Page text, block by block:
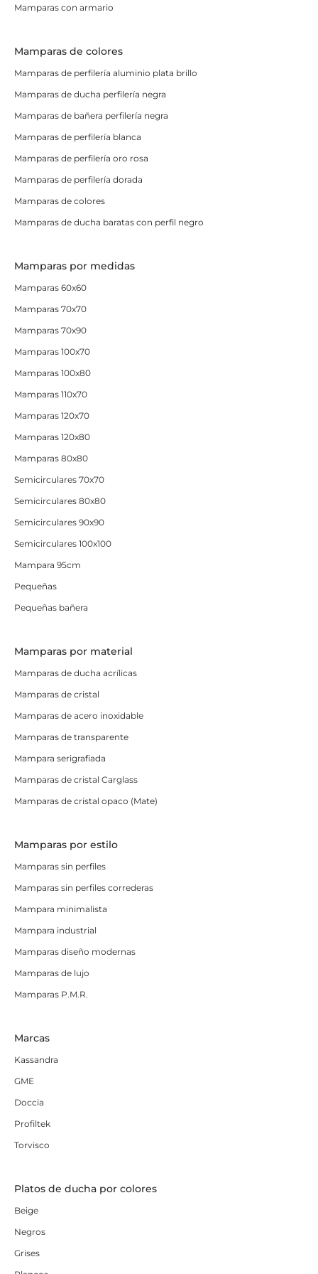
tienes que dejar de lado el resto de elementos. Por
tienes también, combinada con tu mampara es uno de
los grandes aciertos.
Cuenta que si eliges una mampara estilo industrial
negra tienes que aportar luminosidad al espacio con
acabados metálicos en mampara, grifería u otros
elementos como espejos. Otras cuestiones como
paredes combinadas de cemento y azulejo, lámparas
de metal, espejos redondos o azulejos tipo ladrillo
Mamparas con armario
Mamparas de colores
Mamparas de perfilería aluminio plata brillo
Mamparas de ducha perfilería negra
Mamparas de bañera perfilería negra
Mamparas de perfilería blanca
Mamparas de perfilería oro rosa
Mamparas de perfilería dorada
Mamparas de colores
Mamparas de ducha baratas con perfil negro
Mamparas por medidas
Mamparas 60x60
Mamparas 70x70
Mamparas 70x90
Mamparas 100x70
Mamparas 100x80
Mamparas 110x70
Mamparas 120x70
Mamparas 120x80
Mamparas 80x80
Semicirculares 70x70
Semicirculares 80x80
Semicirculares 90x90
Semicirculares 100x100
Mampara 95cm
Pequeñas
Pequeñas bañera
Mamparas por material
Mamparas de ducha acrílicas
Mamparas de cristal
Mamparas de acero inoxidable
Mamparas de transparente
Mampara serigrafiada
Mamparas de cristal Carglass
Mamparas de cristal opaco (Mate)
Mamparas por estilo
Mamparas sin perfiles
Mamparas sin perfiles correderas
Mampara minimalista
Mampara industrial
Mamparas diseño modernas
Mamparas de lujo
Mamparas P.M.R.
Marcas
Kassandra
GME
Doccia
Profiltek
Torvisco
Platos de ducha por colores
Beige
Negros
Grises